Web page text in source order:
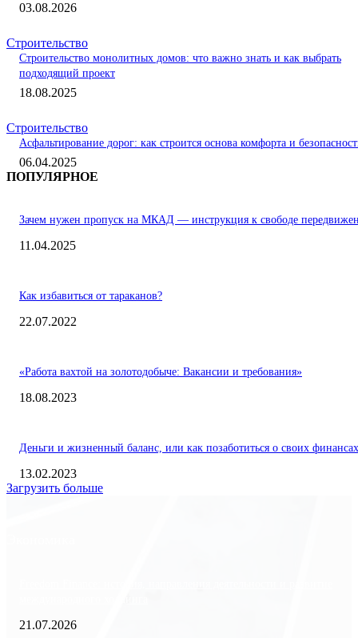
03.08.2026
Строительство
Строительство монолитных домов: что важно знать и как выбрать
подходящий проект
18.08.2025
Строительство
Асфальтирование дорог: как строится основа комфорта и
06.04.2025
ПОПУЛЯРНОЕ
Зачем нужен пропуск на МКАД — инструкция к свободе
11.04.2025
Как избавиться от тараканов?
22.07.2022
«Работа вахтой на золотодобыче: Вакансии и требования»
18.08.2023
Деньги и жизненный баланс, или как позаботиться о своих финансах
13.02.2023
Загрузить больше
21.07.2026